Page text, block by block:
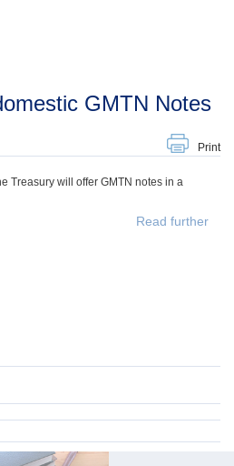
GMTN Notes
Print
Treasury will offer GMTN notes in a
Read further